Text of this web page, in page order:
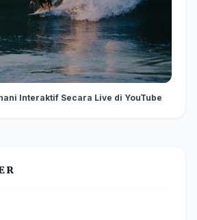
Interaktif Secara Live di YouTube